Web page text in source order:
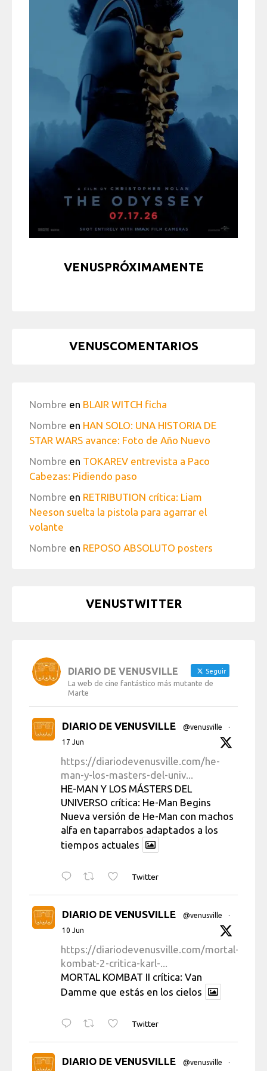
VENUSPRÓXIMAMENTE
VENUSCOMENTARIOS
Nombre en BLAIR WITCH ficha
Nombre en HAN SOLO: UNA HISTORIA DE
STAR WARS avance: Foto de Año Nuevo
Nombre en TOKAREV entrevista a Paco
Cabezas: Pidiendo paso
Nombre en RETRIBUTION crítica: Liam
Neeson suelta la pistola para agarrar el
volante
Nombre en REPOSO ABSOLUTO posters
VENUSTWITTER
DIARIO DE VENUSVILLE Seguir
La web de cine fantástico más mutante de
Marte
DIARIO DE VENUSVILLE @venusville
·
17 Jun
https://diariodevenusville.com/he-
man-y-los-masters-del-univ...
HE-MAN Y LOS MÁSTERS DEL
UNIVERSO crítica: He-Man Begins
Nueva versión de He-Man con machos
alfa en taparrabos adaptados a los
tiempos actuales
Twitter
DIARIO DE VENUSVILLE @venusville
·
10 Jun
https://diariodevenusville.com/mortal-
kombat-2-critica-karl-...
MORTAL KOMBAT II crítica: Van
Damme que estás en los cielos
Twitter
DIARIO DE VENUSVILLE @venusville ·